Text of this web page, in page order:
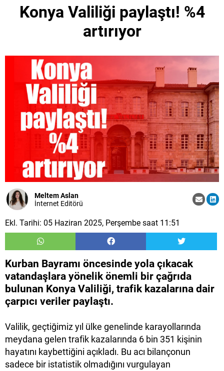
Konya Valiliği paylaştı! %4
artırıyor
Meltem Aslan
İnternet Editörü
Ekl. Tarihi: 05 Haziran 2025, Perşembe saat 11:51
Kurban Bayramı öncesinde yola çıkacak
vatandaşlara yönelik önemli bir çağrıda
bulunan Konya Valiliği, trafik kazalarına dair
çarpıcı veriler paylaştı.
Valilik, geçtiğimiz yıl ülke genelinde karayollarında
meydana gelen trafik kazalarında 6 bin 351 kişinin
hayatını kaybettiğini açıkladı. Bu acı bilançonun
sadece bir istatistik olmadığını vurgulayan